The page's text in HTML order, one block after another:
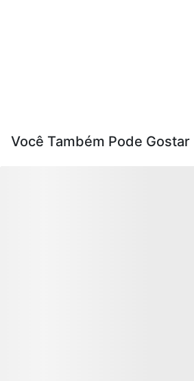
Você Também Pode Gostar